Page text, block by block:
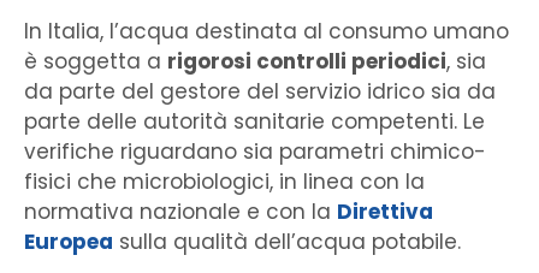
In Italia, l’acqua destinata al consumo umano
è soggetta a rigorosi controlli periodici, sia
da parte del gestore del servizio idrico sia da
parte delle autorità sanitarie competenti. Le
verifiche riguardano sia parametri chimico-
fisici che microbiologici, in linea con la
normativa nazionale e con la Direttiva
Europea sulla qualità dell’acqua potabile.